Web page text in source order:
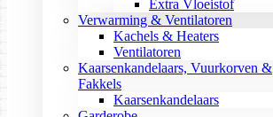
Extra Vloeistof
Verwarming & Ventilatoren
Kachels & Heaters
Ventilatoren
Kaarsenkandelaars, Vuurkorven &
Fakkels
Kaarsenkandelaars